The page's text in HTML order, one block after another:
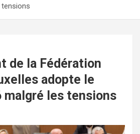
tensions
de la Fédération
adopte le
malgré les tensions